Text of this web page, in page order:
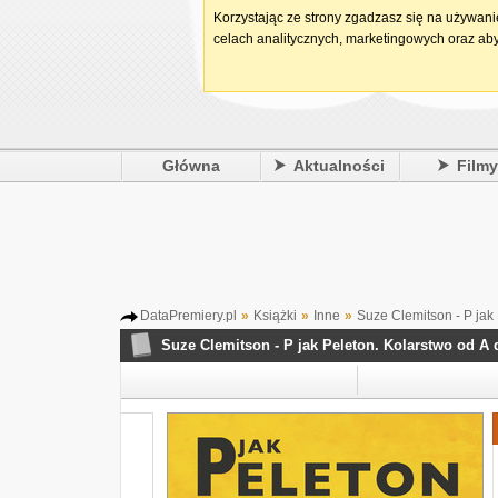
Główna Aktualności Filmy
DataPremiery.pl » Książki » Inne » Suze Clemitson - P jak
Suze Clemitson - P jak Peleton. Kolarstwo od A
Korzystając ze strony zgadzasz się na
celach analitycznych, marketingowych oraz